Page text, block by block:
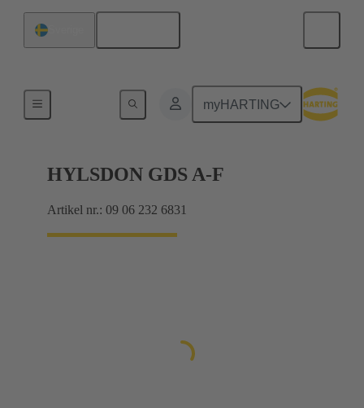
myHARTING
HYLSDON GDS A-F
Artikel nr.: 09 06 232 6831